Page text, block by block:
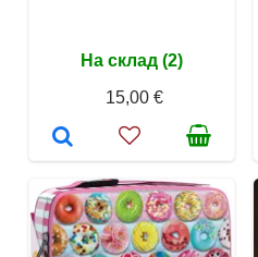
На склад (2)
15,00 €